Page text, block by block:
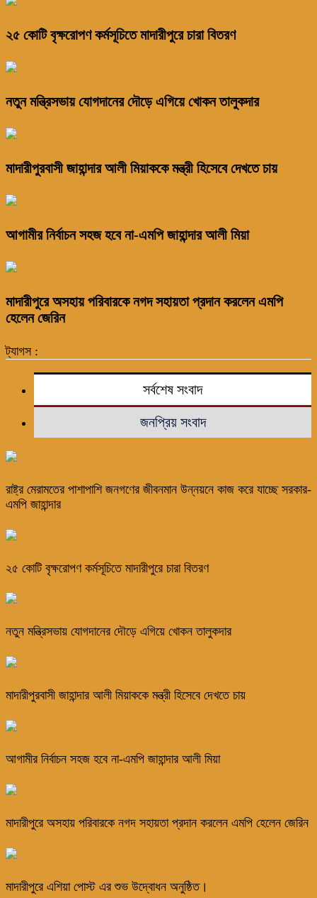
২৫ কোটি বৃক্ষরোপণ কর্মসূচিতে মাদারীপুরে চারা বিতরণ
নতুন মন্ত্রিসভায় যোগদানের দৌড়ে এগিয়ে খোকন তালুকদার
মাদারীপুরবাসী জাহান্দার আলী মিয়াককে মন্ত্রী হিসেবে দেখতে চায়
আগামীর নির্বাচন সহজ হবে না-এমপি জাহান্দার আলী মিয়া
মাদারীপুরে অসহায় পরিবারকে নগদ সহায়তা প্রদান করলেন এমপি
হেলেন জেরিন
ট্যাগস :
সর্বশেষ সংবাদ
জনপ্রিয় সংবাদ
রাষ্ট্র মেরামতের পাশাপাশি জনগণের জীবনমান উন্নয়নে কাজ করে যাচ্ছে সরকার-
এমপি জাহান্দার
২৫ কোটি বৃক্ষরোপণ কর্মসূচিতে মাদারীপুরে চারা বিতরণ
নতুন মন্ত্রিসভায় যোগদানের দৌড়ে এগিয়ে খোকন তালুকদার
মাদারীপুরবাসী জাহান্দার আলী মিয়াককে মন্ত্রী হিসেবে দেখতে চায়
আগামীর নির্বাচন সহজ হবে না-এমপি জাহান্দার আলী মিয়া
মাদারীপুরে অসহায় পরিবারকে নগদ সহায়তা প্রদান করলেন এমপি হেলেন জেরিন
মাদারীপুরে এশিয়া পোস্ট এর শুভ উদ্বোধন অনুষ্ঠিত।